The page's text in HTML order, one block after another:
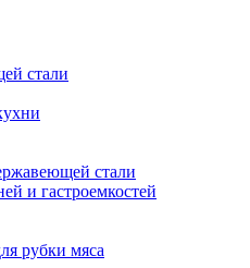
стали
стали
и гастроемкостей
рубки мяса